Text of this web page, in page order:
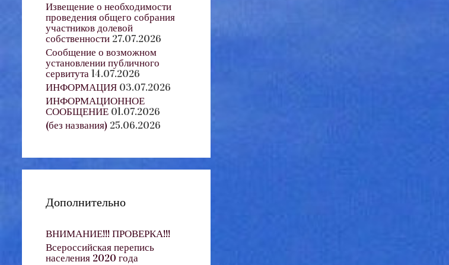
Извещение о необходимости
проведения общего собрания
участников долевой
собственности 27.07.2026
Сообщение о возможном
установлении публичного
сервитута14.07.2026
ИНФОРМАЦИЯ 03.07.2026
ИНФОРМАЦИОННОЕ
СООБЩЕНИЕ 01.07.2026
(без названия) 25.06.2026
Дополнительно
ВНИМАНИЕ!!! ПРОВЕРКА!!!
Всероссийская перепись
населения 2020 года